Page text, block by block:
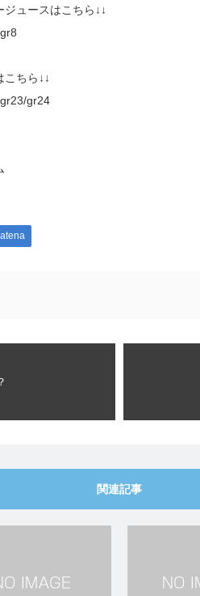
ュースはこちら↓↓
ちら↓↓
gr24
関連記事